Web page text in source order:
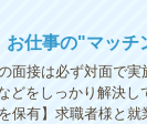
仕事の"マッチ
面接は必ず対面で
どをしっかり解決
保有】求職者様と